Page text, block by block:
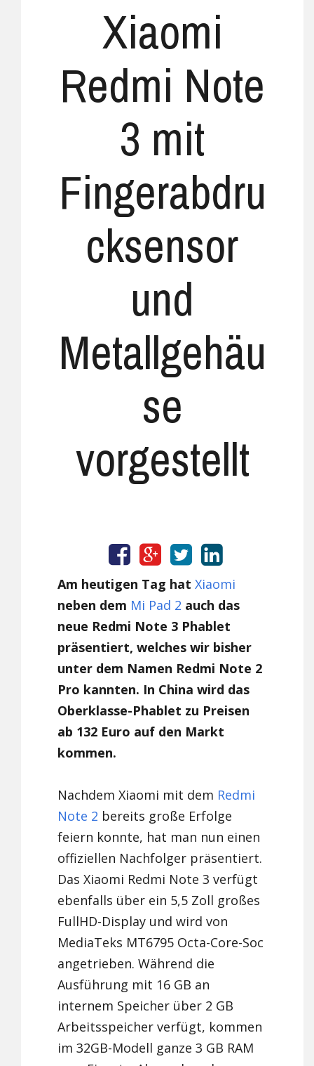
Xiaomi
Redmi Note
3 mit
Fingerabdru
cksensor
und
Metallgehäu
se
vorgestellt
Am heutigen Tag hatXiaomi
neben dem Mi Pad 2 auch das
neue Redmi Note 3 Phablet
präsentiert, welches wir bisher
unter dem Namen Redmi Note 2
Pro kannten. In China wird das
Oberklasse-Phablet zu Preisen
ab 132 Euro auf den Markt
kommen.
Nachdem Xiaomi mit dem Redmi
Note 2 bereits große Erfolge
feiern konnte, hat man nun einen
offiziellen Nachfolger präsentiert.
Das Xiaomi Redmi Note 3 verfügt
ebenfalls über ein 5,5 Zoll großes
FullHD-Display und wird von
MediaTeks MT6795 Octa-Core-Soc
angetrieben. Während die
Ausführung mit 16 GB an
internem Speicher über 2 GB
Arbeitsspeicher verfügt, kommen
im 32GB-Modell ganze 3 GB RAM